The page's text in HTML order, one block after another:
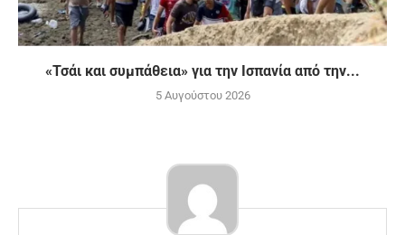
«Τσάι και συμπάθεια» για την Ισπανία από την...
5 Αυγούστου 2026